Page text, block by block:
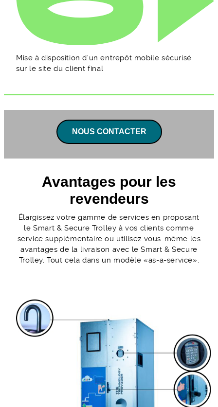
Mise à disposition d’un entrepôt mobile sécurisé
sur le site du client final
NOUS CONTACTER
Avantages pour les
revendeurs
Élargissez votre gamme de services en proposant
le Smart & Secure Trolley à vos clients comme
service supplémentaire ou utilisez vous-même les
avantages de la livraison avec le Smart & Secure
Trolley. Tout cela dans un modèle «as-a-service».